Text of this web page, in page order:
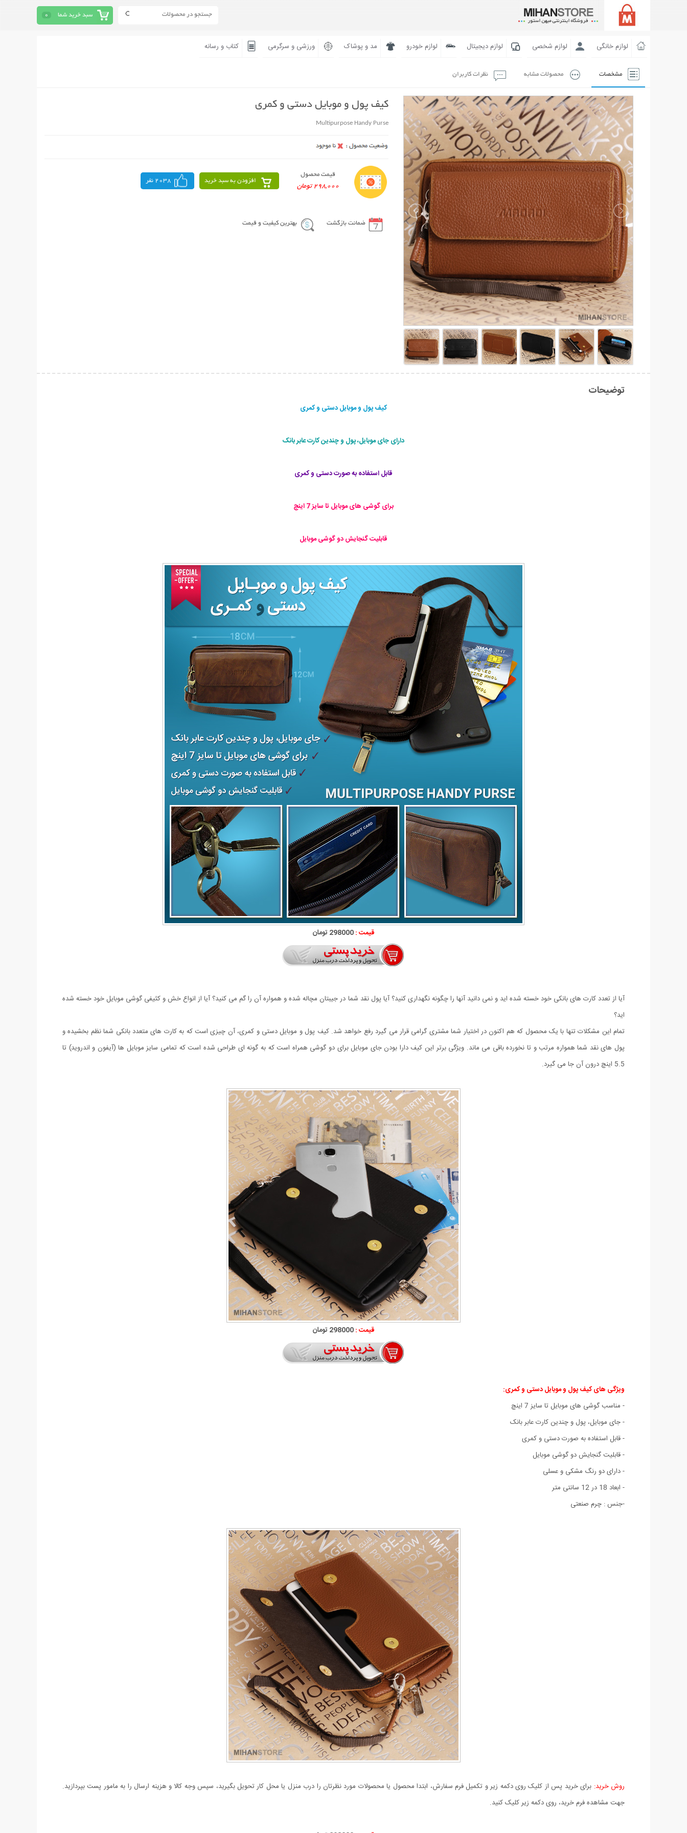
سبد خرید شما 0
لوازم خانگی لوازم شخصی لوازم دیجیتال لوازم خودرو مد و پوشاک ورزشی و سرگرمی کتاب و رسانه
مشخصات محصولات مشابه نظرات کاربران
کیف پول و موبایل دستی و کمری
Multipurpose Handy Purse
قیمت محصول
298,000 تومان
افزودن به سبد خرید 2038 نفر
ضمانت بازگشت بهترین کیفیت و قیمت
توضیحات
کیف پول و موبایل دستی و کمری
دارای جای موبایل، پول و چندین کارت عابر بانک
قابل استفاده به صورت دستی و کمری
برای گوشی های موبایل تا سایز 7 اینچ
قابليت گنجايش دو گوشی موبایل
قیمت :298000 تومان
آیا از تعدد کارت های بانکی خود خسته شده اید و نمی دانید آنها را چگونه نگهداری کنید؟ آیا پول نقد شما در جیبتان مچاله شده و همواره آن را گم می کنید؟ آیا از انواع خش و کثیفی گوشی موبایل خود خسته شده
اید؟
تمام این مشکلات تنها با یک محصول که هم اکنون در اختیار شما مشتری گرامی قرار می گیرد رفع خواهد شد. کیف پول و موبایل دستی و کمری، آن چیزی است که به کارت های متعدد بانکی شما نظم بخشیده و
پول های نقد شما همواره مرتب و تا نخورده باقی می ماند. ویژگی برتر این کیف دارا بودن جای موبایل برای دو گوشی همراه است که به گونه ای طراحی شده است که تمامی سایز موبایل ها (آیفون و اندروید) تا
5.5 اینچ درون آن جا می گیرد.
قیمت :298000 تومان
ویژگی های کیف پول و موبایل دستی و کمری:
- مناسب گوشی های موبایل تا سایز 7 اینچ
- جای موبایل، پول و چندین کارت عابر بانک
- قابل استفاده به صورت دستی و کمری
- قابليت گنجايش دو گوشی موبایل
- دارای دو رنگ مشکی و عسلی
- ابعاد 18 در 12 سانتی متر
-جنس : چرم صنعتی
روش خرید: برای خرید پس از کلیک روی دکمه زیر و تکمیل فرم سفارش، ابتدا محصول یا محصولات مورد نظرتان را درب منزل یا محل کار تحویل بگیرید، سپس وجه کالا و هزینه ارسال را به مامور پست بپردازید.
جهت مشاهده فرم خرید، روی دکمه زیر کلیک کنید.